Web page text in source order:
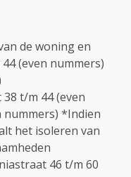
de woning en
(even nummers)
t/m 44 (even
nummers) *Indien
het isoleren van
46 t/m 60